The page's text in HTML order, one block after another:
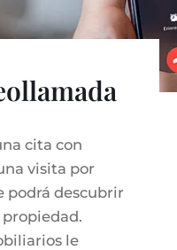
MALLORCA
REVISTA
cita con
visita por
podrá descubrir
le